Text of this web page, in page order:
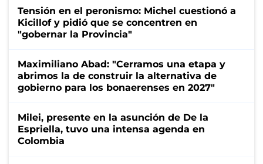
Tensión en el peronismo: Michel cuestionó a
Kicillof y pidió que se concentren en
"gobernar la Provincia"
Maximiliano Abad: "Cerramos una etapa y
abrimos la de construir la alternativa de
gobierno para los bonaerenses en 2027"
Milei, presente en la asunción de De la
Espriella, tuvo una intensa agenda en
Colombia